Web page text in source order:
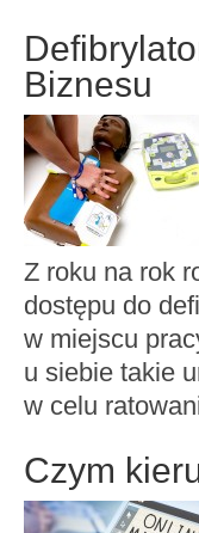
Biznesu
Z roku na rok
dostępu do
w miejscu
u siebie takie
w celu
Czym